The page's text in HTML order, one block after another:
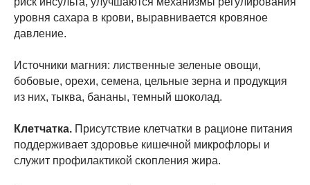
уровня сахара в крови, выравнивается кровяное
давление.
Источники магния: лиственные зеленые овощи,
бобовые, орехи, семена, цельные зерна и продукция
из них, тыква, бананы, темный шоколад.
Клетчатка. Присутствие клетчатки в рационе питания
поддерживает здоровье кишечной микрофлоры и
служит профилактикой скопления жира.